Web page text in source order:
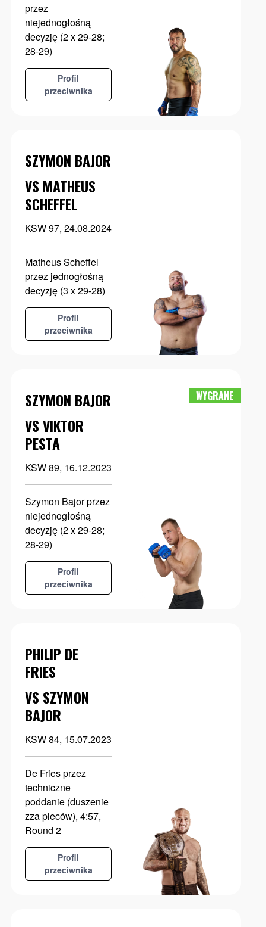
przez
niejednogłośną
decyzję (2 x 29-28;
28-29)
Profil
przeciwnika
SZYMON BAJOR
VS MATHEUS
SCHEFFEL
KSW 97, 24.08.2024
Matheus Scheffel
przez jednogłośną
decyzję (3 x 29-28)
Profil
przeciwnika
SZYMON BAJOR
VS VIKTOR
PESTA
KSW 89, 16.12.2023
Szymon Bajor przez
niejednogłośną
decyzję (2 x 29-28;
28-29)
Profil
przeciwnika
WYGRANE
PHILIP DE
FRIES
VS SZYMON
BAJOR
KSW 84, 15.07.2023
De Fries przez
techniczne
poddanie (duszenie
zza pleców), 4:57,
Round 2
Profil
przeciwnika